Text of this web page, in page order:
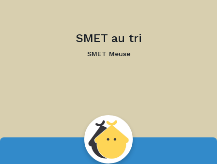
SMET au tri
SMET Meuse